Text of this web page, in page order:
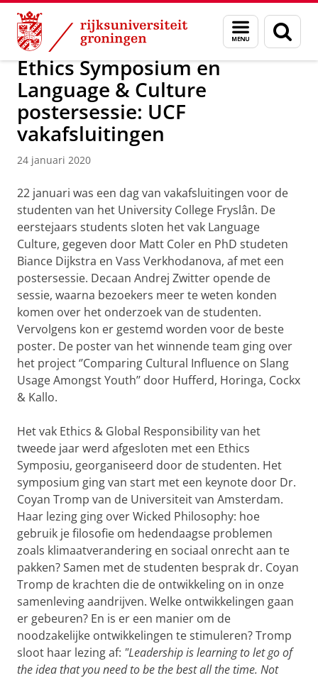
Skip
Content
Skip
Navigation
Menu
en
zoeken
Over ons Campus Fryslân
Ethics Symposium en
Language & Culture
postersessie: UCF
vakafsluitingen
24 januari 2020
22 januari was een dag van vakafsluitingen voor de
studenten van het University College Fryslân. De
eerstejaars students sloten het vak Language
Culture, gegeven door Matt Coler en PhD studeten
Biance Dijkstra en Vass Verkhodanova, af met een
postersessie. Decaan Andrej Zwitter opende de
sessie, waarna bezoekers meer te weten konden
komen over het onderzoek van de studenten.
Vervolgens kon er gestemd worden voor de beste
poster. De poster van het winnende team ging over
het project ‘’Comparing Cultural Influence on Slang
Usage Amongst Youth’’ door Hufferd, Horinga, Cockx
& Kallo.
Het vak Ethics & Global Responsibility van het
tweede jaar werd afgesloten met een Ethics
Symposiu, georganiseerd door de studenten. Het
symposium ging van start met een keynote door Dr.
Coyan Tromp van de Universiteit van Amsterdam.
Haar lezing ging over Wicked Philosophy: hoe
gebruik je filosofie om hedendaagse problemen
zoals klimaatverandering en sociaal onrecht aan te
pakken? Samen met de studenten besprak dr. Coyan
Tromp de krachten die de ontwikkeling on in onze
samenleving aandrijven. Welke ontwikkelingen gaan
er gebeuren? En is er een manier om de
noodzakelijke ontwikkelingen te stimuleren?Tromp
sloot haar lezing af: "Leadership is learning to let go of
the idea that you need to be the best all the time. Not